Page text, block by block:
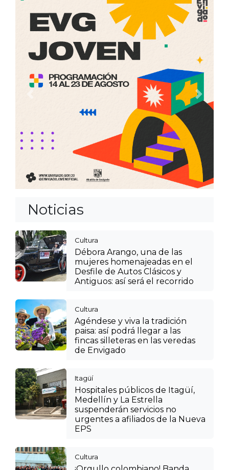
Noticias
Cultura
Débora Arango, una de las
mujeres homenajeadas en el
Desfile de Autos Clásicos y
Antiguos: así será el recorrido
Cultura
Agéndese y viva la tradición
paisa: así podrá llegar a las
fincas silleteras en las veredas
de Envigado
Itagüí
Hospitales públicos de Itagüí,
Medellín y La Estrella
suspenderán servicios no
urgentes a afiliados de la Nueva
EPS
Cultura